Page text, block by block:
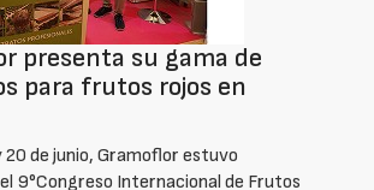
presenta su gama de
para frutos rojos en
20 de junio, Gramoflor estuvo
9°Congreso Internacional de Frutos